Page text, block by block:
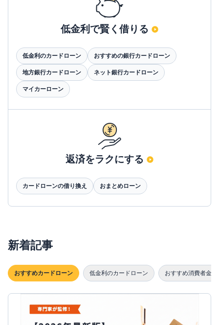
低金利で賢く借りる
低金利のカードローン おすすめの銀行カードローン
地方銀行カードローン ネット銀行カードローン
マイカーローン
返済をラクにする
カードローンの借り換え おまとめローン
新着記事
おすすめカードローン 低金利のカードローン おすすめ消費者金融